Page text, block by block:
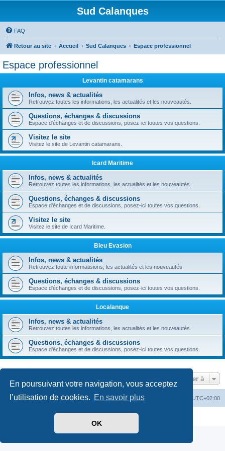
En poursuivant votre navigation, vous acceptez
l’utilisation de cookies. En savoir plus
OK
Sud Calanques
FAQ
Retour au site Accueil Sud Calanques Espace professionnel
Espace professionnel
Levantin catamarans
Infos, news & actualités
Retrouvez toutes les informations, les actualités et les nouveautés.
Questions, échanges & discussions
Espace d'échanges et de discussions, posez-ici toutes vos questions.
Visitez le site
Visitez le site de Levantin catamarans.
Icard Maritime
Infos, news & actualités
Retrouvez toutes les informations, les actualités et les nouveautés.
Questions, échanges & discussions
Espace d'échanges et de discussions, posez-ici toutes vos questions.
Visitez le site
Visitez le site de Icard Maritime.
Bleu Evasion
Infos, news & actualités
Retrouvez toute informatisions, les actualités et les nouveautés.
Questions, échanges & discussions
Espace d'échanges et de discussions, posez-ici toutes vos questions.
Localanque
Infos, news & actualités
Retrouvez toutes les informations, les actualités et les nouveautés.
Questions, échanges & discussions
Espace d'échanges et de discussions, posez-ici toutes vos questions.
Aller à
Retour au site Accueil UTC+02:00
Conditions